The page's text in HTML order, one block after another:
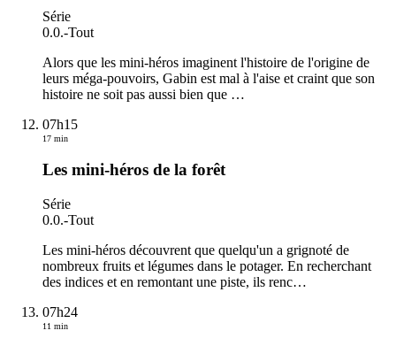
Série
0.0.-Tout
Alors que les mini-héros imaginent l'histoire de l'origine de
leurs méga-pouvoirs, Gabin est mal à l'aise et craint que son
histoire ne soit pas aussi bien que …
07h15
17 min
Les mini-héros de la forêt
Série
0.0.-Tout
Les mini-héros découvrent que quelqu'un a grignoté de
nombreux fruits et légumes dans le potager. En recherchant
des indices et en remontant une piste, ils renc…
07h24
11 min